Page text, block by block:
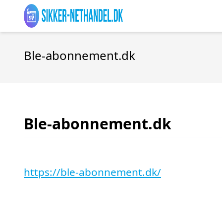
Ble-abonnement.dk
Ble-abonnement.dk
https://ble-abonnement.dk/